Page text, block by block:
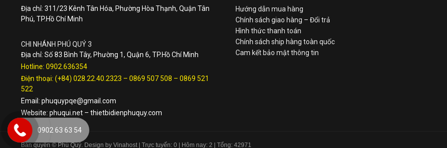
Địa chỉ: 311/23 Kênh Tân Hóa, Phường Hòa Thạnh, Quận Tân
Phú, TP.Hồ Chí Minh
CHI NHÁNH PHÚ QUÝ 3
Địa chỉ: Số 83 Bình Tây, Phường 1, Quận 6, TP.Hồ Chí Minh
Hotline: 0902.636354
Điện thoại: (+84) 028.22.40.2323 – 0869 507 508 – 0869 521
522
Email: phuquypqe@gmail.com
Website: phuqui.net – thietbidienphuquy.com
Hướng dẫn mua hàng
Chính sách giao hàng – Đổi trả
Hình thức thanh toán
Chính sách ship hàng toàn quốc
Cam kết bảo mật thông tin
Bản quyền © Phú Quý. Design by Vinahost | Trực tuyến: 0 | Hôm nay: 2 | Tổng: 42971
0902 63 63 54